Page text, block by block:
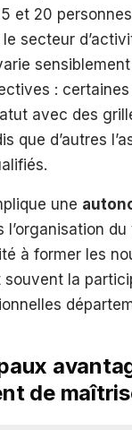
et 20
secteur
:
avec des
que d’autres
une
l’organisation
à former les
souvent la
de